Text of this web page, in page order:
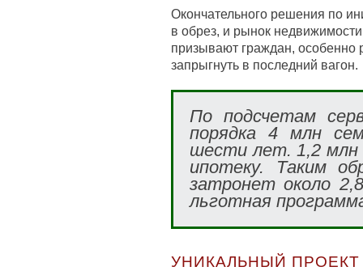
Окончательного решения по
в обрез, и рынок
призывают граждан, особенно
запрыгнуть в последний вагон.
По подсчетам
порядка 4 млн
шести лет. 1,2 млн
ипотеку. Таким
затронет около
льготная
УНИКАЛЬНЫЙ ПРОЕКТ